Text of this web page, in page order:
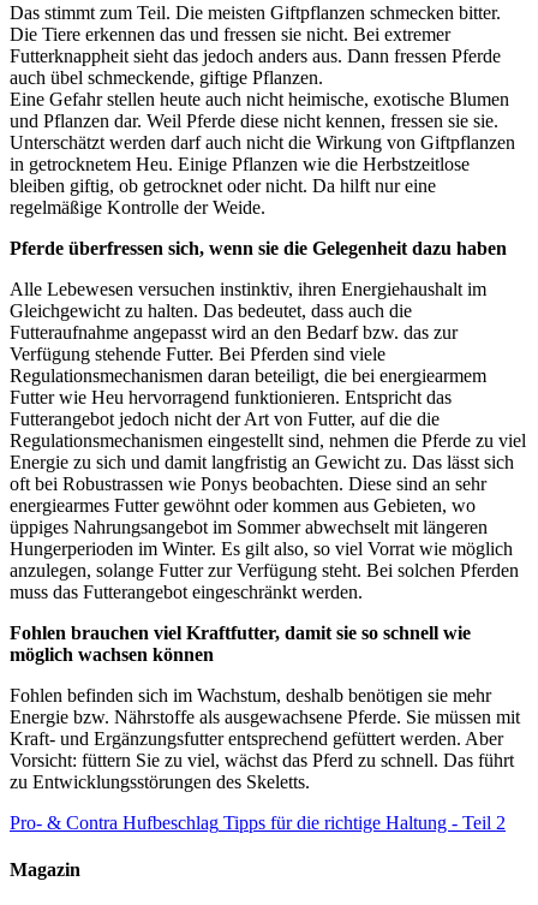
Das stimmt zum Teil. Die meisten Giftpflanzen schmecken bitter.
Die Tiere erkennen das und fressen sie nicht. Bei extremer
Futterknappheit sieht das jedoch anders aus. Dann fressen Pferde
auch übel schmeckende, giftige Pflanzen.
Eine Gefahr stellen heute auch nicht heimische, exotische Blumen
und Pflanzen dar. Weil Pferde diese nicht kennen, fressen sie sie.
Unterschätzt werden darf auch nicht die Wirkung von Giftpflanzen
in getrocknetem Heu. Einige Pflanzen wie die Herbstzeitlose
bleiben giftig, ob getrocknet oder nicht. Da hilft nur eine
regelmäßige Kontrolle der Weide.
Pferde überfressen sich, wenn sie die Gelegenheit dazu haben
Alle Lebewesen versuchen instinktiv, ihren Energiehaushalt im
Gleichgewicht zu halten. Das bedeutet, dass auch die
Futteraufnahme angepasst wird an den Bedarf bzw. das zur
Verfügung stehende Futter. Bei Pferden sind viele
Regulationsmechanismen daran beteiligt, die bei energiearmem
Futter wie Heu hervorragend funktionieren. Entspricht das
Futterangebot jedoch nicht der Art von Futter, auf die die
Regulationsmechanismen eingestellt sind, nehmen die Pferde zu viel
Energie zu sich und damit langfristig an Gewicht zu. Das lässt sich
oft bei Robustrassen wie Ponys beobachten. Diese sind an sehr
energiearmes Futter gewöhnt oder kommen aus Gebieten, wo
üppiges Nahrungsangebot im Sommer abwechselt mit längeren
Hungerperioden im Winter. Es gilt also, so viel Vorrat wie möglich
anzulegen, solange Futter zur Verfügung steht. Bei solchen Pferden
muss das Futterangebot eingeschränkt werden.
Fohlen brauchen viel Kraftfutter, damit sie so schnell wie
möglich wachsen können
Fohlen befinden sich im Wachstum, deshalb benötigen sie mehr
Energie bzw. Nährstoffe als ausgewachsene Pferde. Sie müssen mit
Kraft- und Ergänzungsfutter entsprechend gefüttert werden. Aber
Vorsicht: füttern Sie zu viel, wächst das Pferd zu schnell. Das führt
zu Entwicklungsstörungen des Skeletts.
Pro- & Contra Hufbeschlag Tipps für die richtige Haltung - Teil 2
Magazin